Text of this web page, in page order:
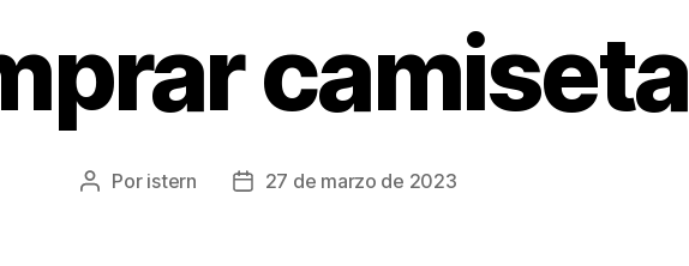
camiseta
Autor
Por istern
Fecha27 de marzo de 2023